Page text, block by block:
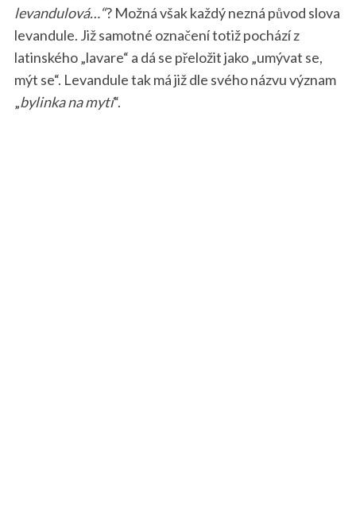
levandulová…“? Možná však každý nezná původ slova
levandule. Již samotné označení totiž pochází z
latinského „lavare“ a dá se přeložit jako „umývat se,
mýt se“. Levandule tak má již dle svého názvu význam
„bylinka na mytí“.